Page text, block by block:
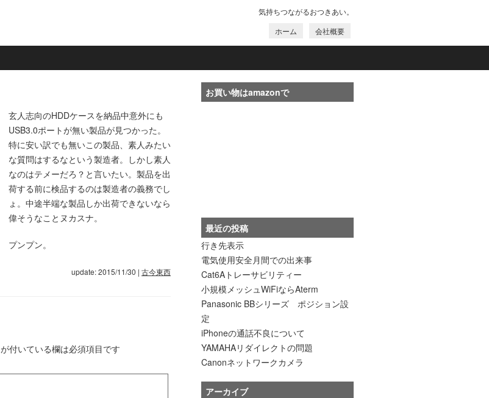
気持ちつながるおつきあい。
ホーム
会社概要
玄人志向のHDDケースを納品中意外にも
USB3.0ポートが無い製品が見つかった。
特に安い訳でも無いこの製品、素人みたい
な質問はするなという製造者。しかし素人
なのはテメーだろ？と言いたい。製品を出
荷する前に検品するのは製造者の義務でし
ょ。中途半端な製品しか出荷できないなら
偉そうなことヌカスナ。
プンプン。
update: 2015/11/30 | 古今東西
が付いている欄は必須項目です
お買い物はamazonで
最近の投稿
行き先表示
電気使用安全月間での出来事
Cat6Aトレーサビリティー
小規模メッシュWiFiならAterm
Panasonic BBシリーズ ポジション設
定
iPhoneの通話不良について
YAMAHAリダイレクトの問題
Canonネットワークカメラ
アーカイブ